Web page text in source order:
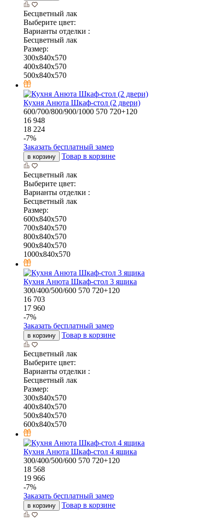
Бесцветный лак
Выберите цвет:
Варианты отделки :
Бесцветный лак
Размер:
300x840x570
400x840x570
500x840x570
Кухня Анюта Шкаф-стол (2 двери)
600/700/800/900/1000 570 720+120
16 948
18 224
-7%
Заказать бесплатный замер
в корзину Товар в корзине
Бесцветный лак
Выберите цвет:
Варианты отделки :
Бесцветный лак
Размер:
600x840x570
700x840x570
800x840x570
900x840x570
1000x840x570
Кухня Анюта Шкаф-стол 3 ящика
300/400/500/600 570 720+120
16 703
17 960
-7%
Заказать бесплатный замер
в корзину Товар в корзине
Бесцветный лак
Выберите цвет:
Варианты отделки :
Бесцветный лак
Размер:
300x840x570
400x840x570
500x840x570
600x840x570
Кухня Анюта Шкаф-стол 4 ящика
300/400/500/600 570 720+120
18 568
19 966
-7%
Заказать бесплатный замер
в корзину Товар в корзине